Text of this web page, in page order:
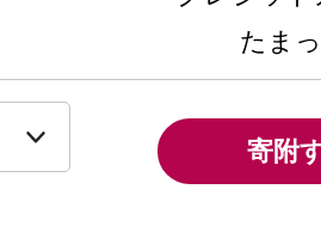
たま
寄附